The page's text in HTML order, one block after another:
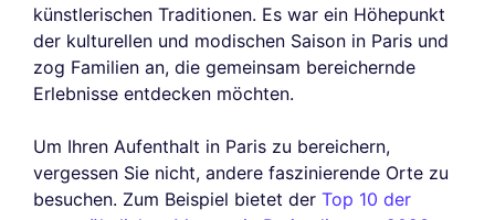
künstlerischen Traditionen. Es war ein Höhepunkt
der kulturellen und modischen Saison in Paris und
zog Familien an, die gemeinsam bereichernde
Erlebnisse entdecken möchten.
Um Ihren Aufenthalt in Paris zu bereichern,
vergessen Sie nicht, andere faszinierende Orte zu
besuchen. Zum Beispiel bietet der Top 10 der